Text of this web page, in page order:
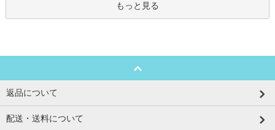
もっと見る
返品について
配送・送料について